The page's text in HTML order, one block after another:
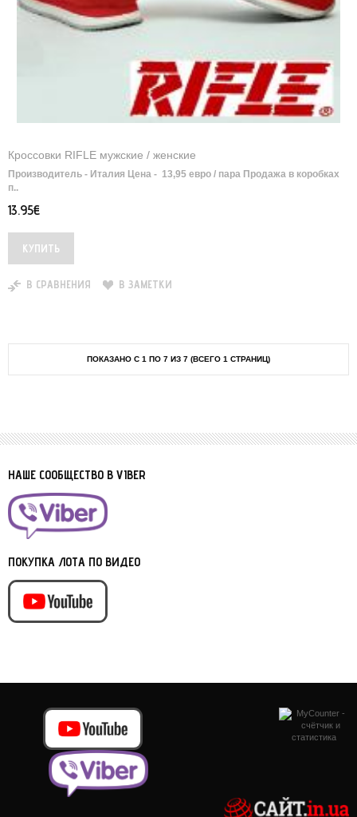
Кроссовки RIFLE мужские / женские
Производитель - Италия Цена - 13,95 евро / пара Продажа в коробках
п..
13.95€
В СРАВНЕНИЯ В ЗАМЕТКИ
ПОКАЗАНО С 1 ПО 7 ИЗ 7 (ВСЕГО 1 СТРАНИЦ)
НАШЕ СООБЩЕСТВО В VIBER
ПОКУПКА ЛОТА ПО ВИДЕО